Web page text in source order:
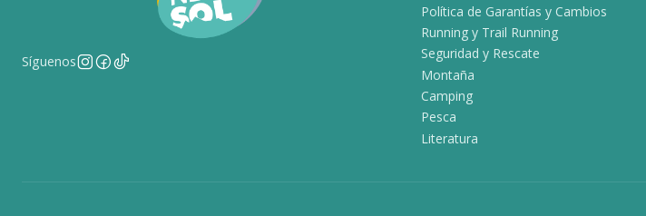
Síguenos
Política de Garantías y Cambios
Running y Trail Running
Seguridad y Rescate
Montaña
Camping
Pesca
Literatura